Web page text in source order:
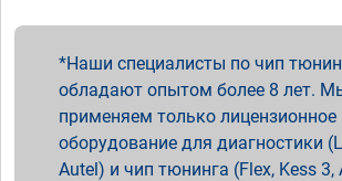
Наши специалисты по чип
обладают опытом более 8 лет.
применяем только лицензионное
оборудование для диагностики
Autel) и чип тюнинга (Flex, Kess 3,